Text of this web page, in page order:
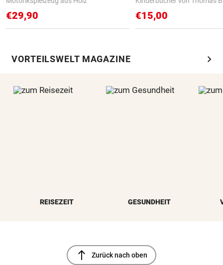
€29,90 €15,00
VORTEILSWELT MAGAZINE chevron_right
REISEZEIT GESUNDHEIT
north Zurück nach oben